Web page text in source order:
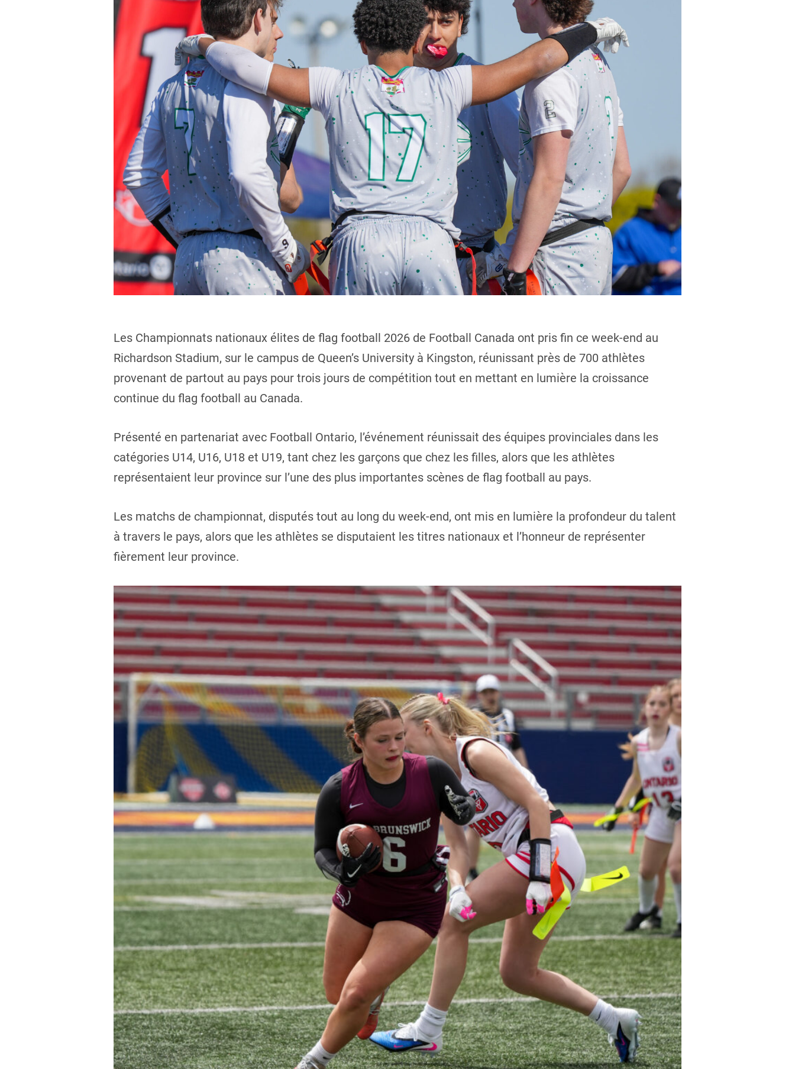
Les Championnats nationaux élites de flag football 2026 de Football Canada ont pris fin ce week-end au
Richardson Stadium, sur le campus de Queen’s University à Kingston, réunissant près de 700 athlètes
provenant de partout au pays pour trois jours de compétition tout en mettant en lumière la croissance
continue du flag football au Canada.
Présenté en partenariat avec Football Ontario, l’événement réunissait des équipes provinciales dans les
catégories U14, U16, U18 et U19, tant chez les garçons que chez les filles, alors que les athlètes
représentaient leur province sur l’une des plus importantes scènes de flag football au pays.
Les matchs de championnat, disputés tout au long du week-end, ont mis en lumière la profondeur du talent
à travers le pays, alors que les athlètes se disputaient les titres nationaux et l’honneur de représenter
fièrement leur province.